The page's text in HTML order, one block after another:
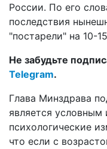
России. По его
последствия
"постарели" на 10-
Не забудьте
Telegram.
Глава Минздрава
является
психологические
что если с